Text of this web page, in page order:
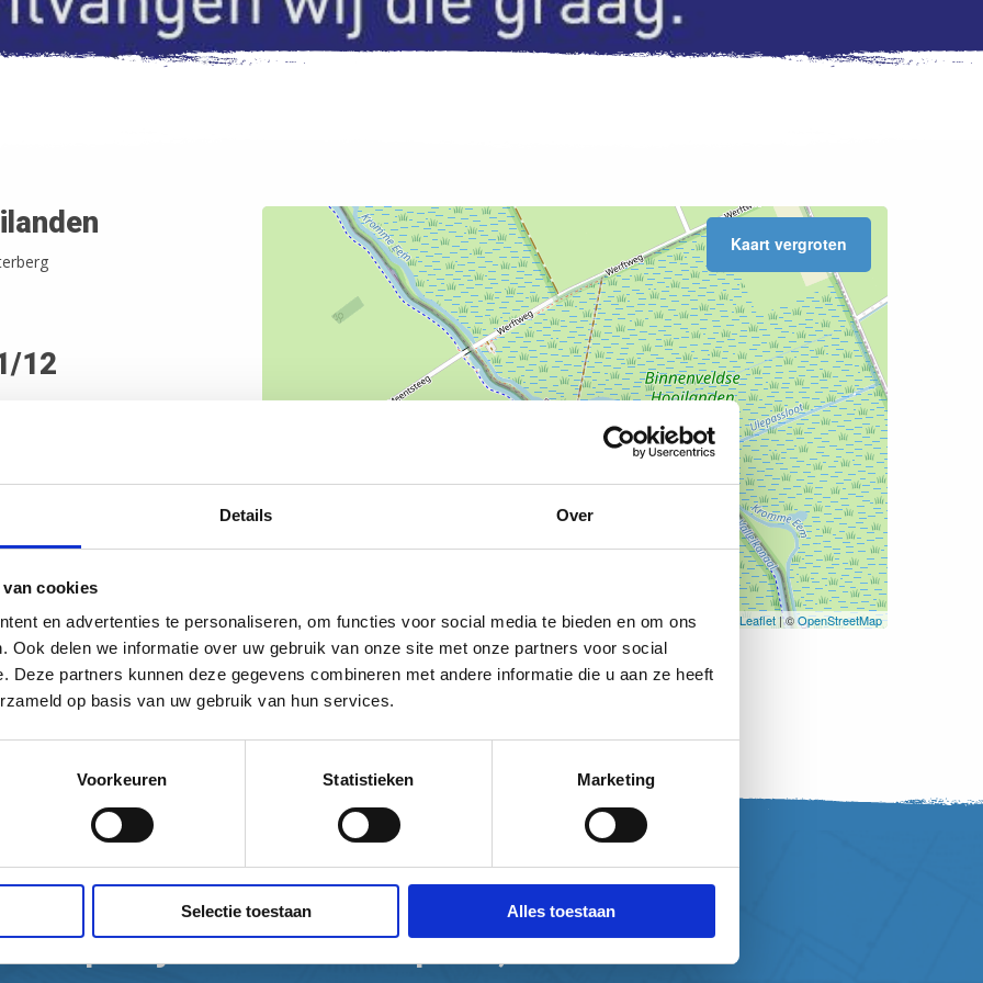
Details Over
cookies
en advertenties te personaliseren, om functies voor social media te bieden en om ons
Ook delen we informatie over uw gebruik van onze site met onze partners voor social
Deze partners kunnen deze gegevens combineren met andere informatie die u aan ze heeft
op basis van uw gebruik van hun services.
Voorkeuren Statistieken Marketing
Selectie toestaan Alles toestaan
12
Kaart vergroten
Leaflet| ©OpenStreetMap